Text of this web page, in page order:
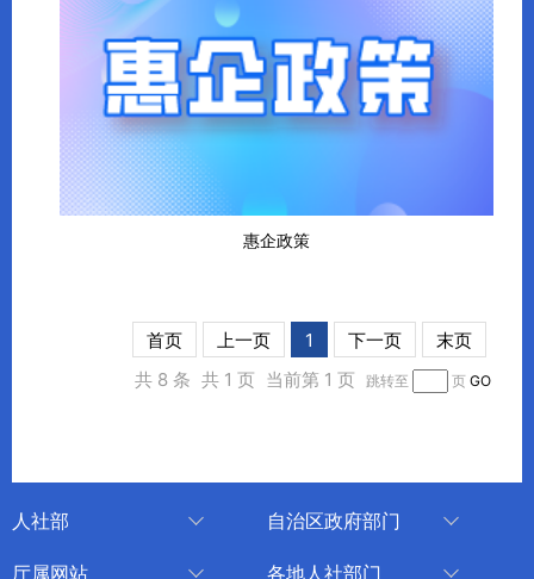
惠企政策
首页 上一页 1 下一页
末页
共 8 条 共 1 页 当前第 1 页 跳转至 页 GO
人社部 自治区政府部门
审计厅
厅属网站 各地人社部门